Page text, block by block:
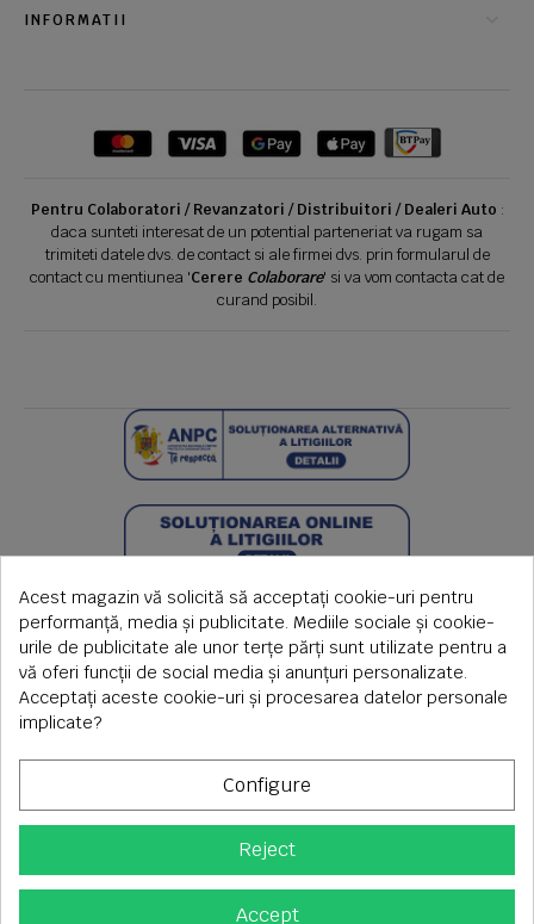
INFORMATII
Pentru Colaboratori / Revanzatori / Distribuitori / Dealeri Auto :
daca sunteti interesat de un potential parteneriat va rugam sa
trimiteti datele dvs. de contact si ale firmei dvs. prin formularul de
contact cu mentiunea 'Cerere Colaborare' si va vom contacta cat de
curand posibil.
Copyright © 2026 S.C. Rimi S.R.L. , Reg.Com: J1992000639351,
CUI: RO1824566
Acest magazin vă solicită să acceptați cookie-uri pentru
performanță, media și publicitate. Mediile sociale și cookie-
urile de publicitate ale unor terțe părți sunt utilizate pentru a
vă oferi funcții de social media și anunțuri personalizate.
Acceptați aceste cookie-uri și procesarea datelor personale
implicate?
Configure
Reject
Accept